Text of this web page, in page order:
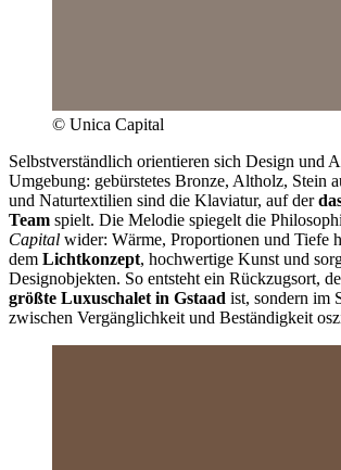
© Unica Capital
Selbstverständlich orientieren sich Design und
Umgebung: gebürstetes Bronze, Altholz, Stein
und Naturtextilien sind die Klaviatur, auf der
Team spielt. Die Melodie spiegelt die
Capital wider: Wärme, Proportionen und Tiefe
dem Lichtkonzept, hochwertige Kunst und
Designobjekten. So entsteht ein Rückzugsort,
größte Luxuschalet in Gstaad ist, sondern im
zwischen Vergänglichkeit und Beständigkeit